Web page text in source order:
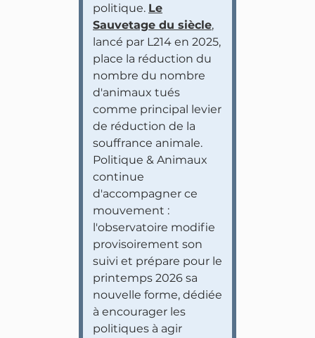
politique. Le
Sauvetage du siècle,
lancé par L214 en 2025,
place la réduction du
nombre du nombre
d'animaux tués
comme principal levier
de réduction de la
souffrance animale.
Politique & Animaux
continue
d'accompagner ce
mouvement :
l'observatoire modifie
provisoirement son
suivi et prépare pour le
printemps 2026 sa
nouvelle forme, dédiée
à encourager les
politiques à agir